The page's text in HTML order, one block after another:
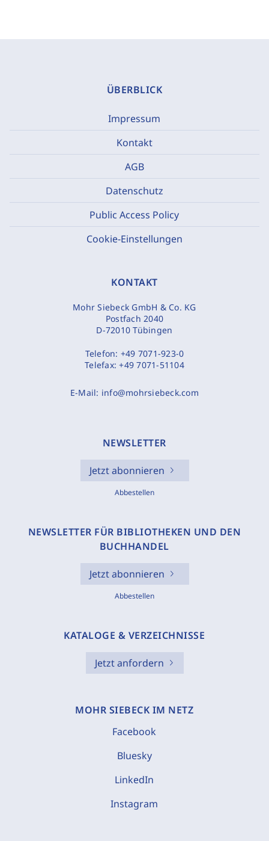
ÜBERBLICK
Impressum
Kontakt
AGB
Datenschutz
Public Access Policy
Cookie-Einstellungen
KONTAKT
Mohr Siebeck GmbH & Co. KG
Postfach 2040
D-72010 Tübingen
Telefon: +49 7071-923-0
Telefax:+49 7071-51104
E-Mail: info@mohrsiebeck.com
NEWSLETTER
Jetzt abonnieren
Abbestellen
NEWSLETTER FÜR BIBLIOTHEKEN UND DEN
BUCHHANDEL
Jetzt abonnieren
Abbestellen
KATALOGE & VERZEICHNISSE
Jetzt anfordern
MOHR SIEBECK IM NETZ
Facebook
Bluesky
LinkedIn
Instagram